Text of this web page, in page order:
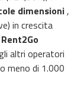
dimensioni ,
in crescita
Rent2Go
altri operatori
meno di 1.000